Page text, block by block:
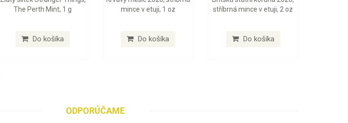
The Perth Mint, 1 g
Do košíka
mince v etuji, 1 oz
Do košíka
stříbrná mince v etuji, 2 oz
Do košíka
ODPORÚČAME